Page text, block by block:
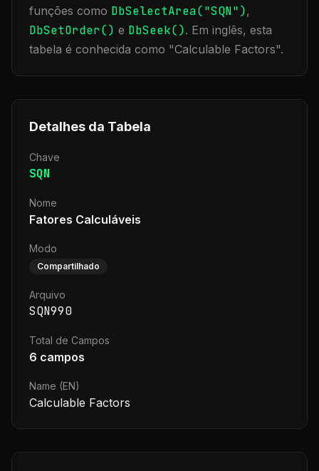
funções como DbSelectArea("SQN"),
DbSetOrder() e DbSeek(). Em inglês, esta
tabela é conhecida como "Calculable Factors".
Detalhes da Tabela
Chave
SQN
Nome
Fatores Calculáveis
Modo
Compartilhado
Arquivo
SQN990
Total de Campos
6 campos
Name (EN)
Calculable Factors